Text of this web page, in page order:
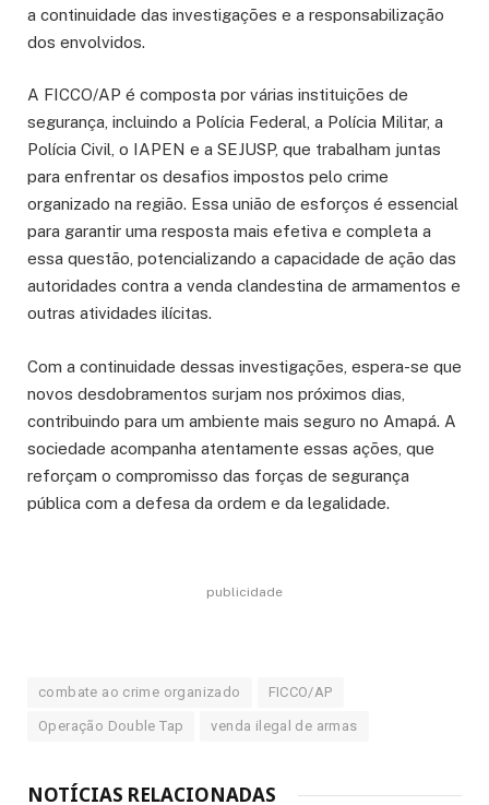
a continuidade das investigações e a responsabilização
dos envolvidos.
A FICCO/AP é composta por várias instituições de
segurança, incluindo a Polícia Federal, a Polícia Militar, a
Polícia Civil, o IAPEN e a SEJUSP, que trabalham juntas
para enfrentar os desafios impostos pelo crime
organizado na região. Essa união de esforços é essencial
para garantir uma resposta mais efetiva e completa a
essa questão, potencializando a capacidade de ação das
autoridades contra a venda clandestina de armamentos e
outras atividades ilícitas.
Com a continuidade dessas investigações, espera-se que
novos desdobramentos surjam nos próximos dias,
contribuindo para um ambiente mais seguro no Amapá. A
sociedade acompanha atentamente essas ações, que
reforçam o compromisso das forças de segurança
pública com a defesa da ordem e da legalidade.
publicidade
combate ao crime organizado FICCO/AP
Operação Double Tap venda ilegal de armas
NOTÍCIAS RELACIONADAS